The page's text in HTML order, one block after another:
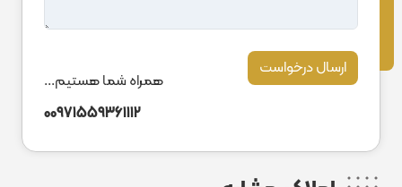
ارسال درخواست
همراه شما هستیم...
00971559361112